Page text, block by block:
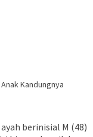
berinisial M (48)